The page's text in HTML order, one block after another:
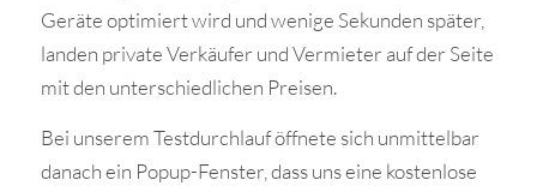
Geräte optimiert wird und wenige Sekunden später,
landen private Verkäufer und Vermieter auf der Seite
mit den unterschiedlichen Preisen.
Bei unserem Testdurchlauf öffnete sich unmittelbar
danach ein Popup-Fenster, dass uns eine kostenlose